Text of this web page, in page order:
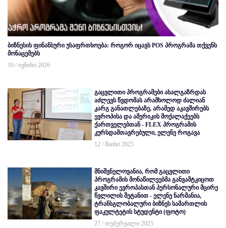
ბიზნესის ფინანსური უსაფრთხოება: როგორ იცავს POS პროგრამა თქვენს
მონაცემებს
10 / ივნისი 2026
გაცვლითი პროგრამები ახალგაზრდას
აძლევს წვდომას არამხოლოდ ძალიან
კარგ განათლებაზე, არამედ აკავშირებს
ევროპისა და ამერიკის მოქალაქეებს
ქართველებთან - FLEX პროგრამის
კურსდამთავრებული, ელენე როგავა
12 / მაისი 2025
მნიშვნელოვანია, რომ გაცვლითი
პროგრამის მონაწილეებმა განვამტკიცოთ
კავშირი ევროპასთან პერსონალური მცირე
წვლილის შეტანით - ელენე ნარმანია,
ტრანსგლობალური ბიზნეს სამართლის
ფაკულტეტის სტუდენტი (ფოტო)
27 / თებერვალი 2025